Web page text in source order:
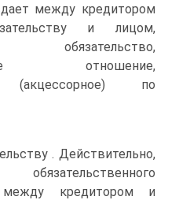
между кредитором
и лицом,
обязательство,
отношение,
(акцессорное) по
. Действительно,
между кредитором и